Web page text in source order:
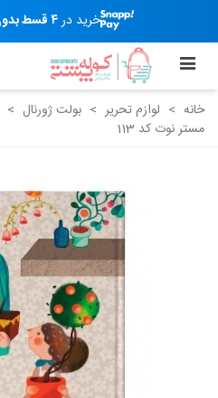
خرید در۴ قسط بدون سود
خانه > لوازم تحریر > بولت ژورنال >
مستر نوت کد 113